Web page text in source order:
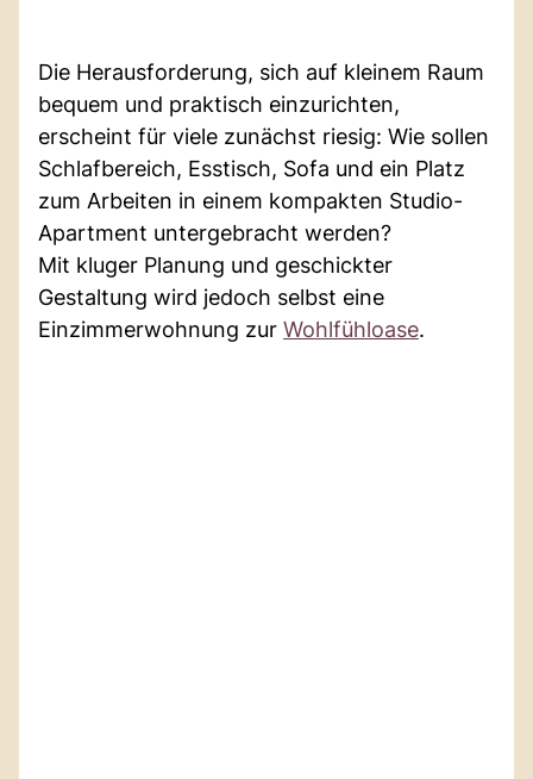
Die Herausforderung, sich auf kleinem Raum
bequem und praktisch einzurichten,
erscheint für viele zunächst riesig: Wie sollen
Schlafbereich, Esstisch, Sofa und ein Platz
zum Arbeiten in einem kompakten Studio-
Apartment untergebracht werden?
Mit kluger Planung und geschickter
Gestaltung wird jedoch selbst eine
Einzimmerwohnung zur Wohlfühloase.